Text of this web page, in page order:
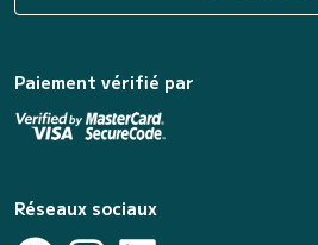
Paiement vérifié par
Réseaux sociaux